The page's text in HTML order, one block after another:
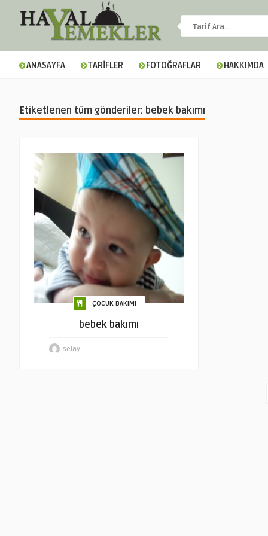
ANASAYFA TARİFLER FOTOĞRAFLAR HAKKIMDA
Etiketlenen tüm gönderiler: bebek bakımı
ÇOCUK BAKIMI
bebek bakımı
selay